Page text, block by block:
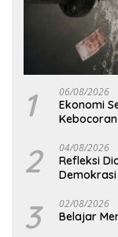
1 06/08/2026
Ekonomi
2 04/08/2026
Refleksi
3 02/08/2026
Belajar